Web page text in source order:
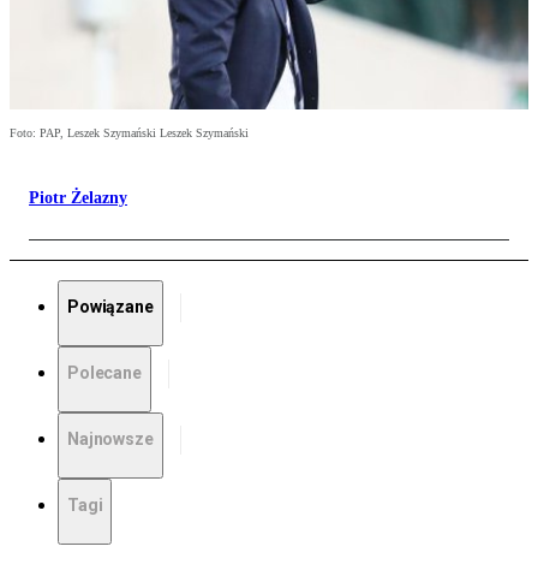
Foto: PAP, Leszek Szymański Leszek Szymański
Piotr Żelazny
Powiązane
Polecane
Najnowsze
Tagi